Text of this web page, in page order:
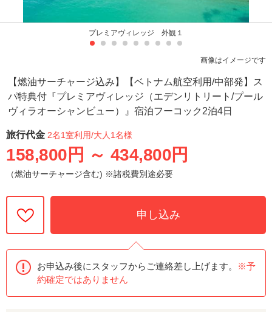
プレミアヴィレッジ 外観１
画像はイメージです
【燃油サーチャージ込み】【ベトナム航空利用/中部発】ス
パ特典付『プレミアヴィレッジ（エデンリトリート/プール
ヴィラオーシャンビュー）』宿泊フーコック2泊4日
旅行代金 2名1室利用/大人1名様
158,800円 ～ 434,800円
（燃油サーチャージ含む) ※諸税費別途必要
申し込み
お申込み後にスタッフからご連絡差し上げます。
※予
約確定ではありません